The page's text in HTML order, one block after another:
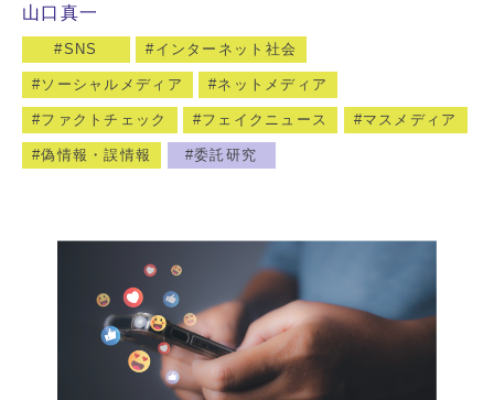
山口真一
SNS インターネット社会
ソーシャルメディア ネットメディア
ファクトチェック フェイクニュース マスメディア
偽情報・誤情報 委託研究